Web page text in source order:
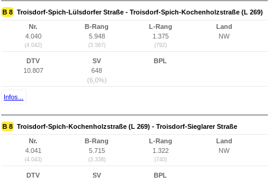
B 8 Troisdorf-Spich-Lülsdorfer Straße - Troisdorf-Spich-Kochenholzstraße (L 269)
Nr.
4.040
(4.042)
B-Rang
5.948
(3.567)
L-Rang
1.375
(792)
Land
NW
DTV
10.807
SV
648
(6,0%)
BPL
Infos...
B 8 Troisdorf-Spich-Kochenholzstraße (L 269) - Troisdorf-Sieglarer Straße
Nr.
4.041
(4.043)
B-Rang
5.715
(3.338)
L-Rang
1.322
(740)
Land
NW
DTV
SV
BPL